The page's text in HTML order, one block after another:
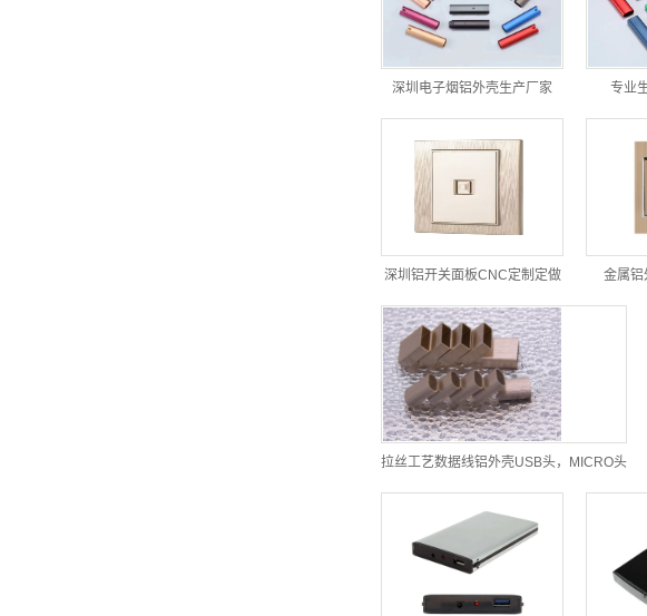
深圳电子烟铝外壳生产厂家 专业
深圳铝开关面板CNC定制定做 金属铝
拉丝工艺数据线铝外壳USB头，MICRO头